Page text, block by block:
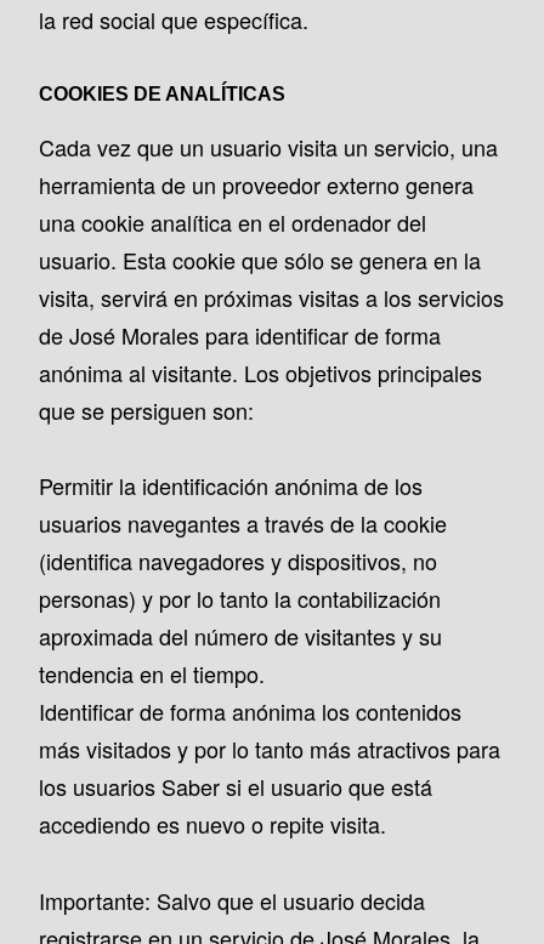
la red social que específica.
COOKIES DE ANALÍTICAS
Cada vez que un usuario visita un servicio, una
herramienta de un proveedor externo genera
una cookie analítica en el ordenador del
usuario. Esta cookie que sólo se genera en la
visita, servirá en próximas visitas a los servicios
de José Morales para identificar de forma
anónima al visitante. Los objetivos principales
que se persiguen son:
Permitir la identificación anónima de los
usuarios navegantes a través de la cookie
(identifica navegadores y dispositivos, no
personas) y por lo tanto la contabilización
aproximada del número de visitantes y su
tendencia en el tiempo.
Identificar de forma anónima los contenidos
más visitados y por lo tanto más atractivos para
los usuarios Saber si el usuario que está
accediendo es nuevo o repite visita.
Importante: Salvo que el usuario decida
registrarse en un servicio de José Morales, la